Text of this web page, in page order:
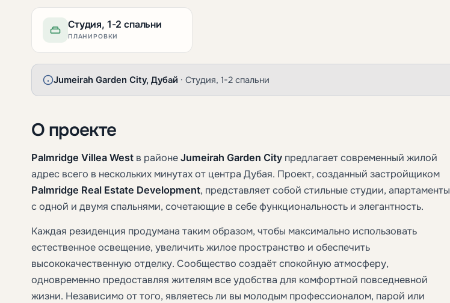
Студия, 1-2 спальни
ПЛАНИРОВКИ
Jumeirah Garden City, Дубай · Студия, 1-2 спальни
О проекте
Palmridge Villea West в районе Jumeirah Garden City предлагает современный жилой
адрес всего в нескольких минутах от центра Дубая. Проект, созданный застройщиком
Palmridge Real Estate Development, представляет собой стильные студии, апартаменты
с одной и двумя спальнями, сочетающие в себе функциональность и элегантность.
Каждая резиденция продумана таким образом, чтобы максимально использовать
естественное освещение, увеличить жилое пространство и обеспечить
высококачественную отделку. Сообщество создаёт спокойную атмосферу,
одновременно предоставляя жителям все удобства для комфортной повседневной
жизни. Независимо от того, являетесь ли вы молодым профессионалом, парой или